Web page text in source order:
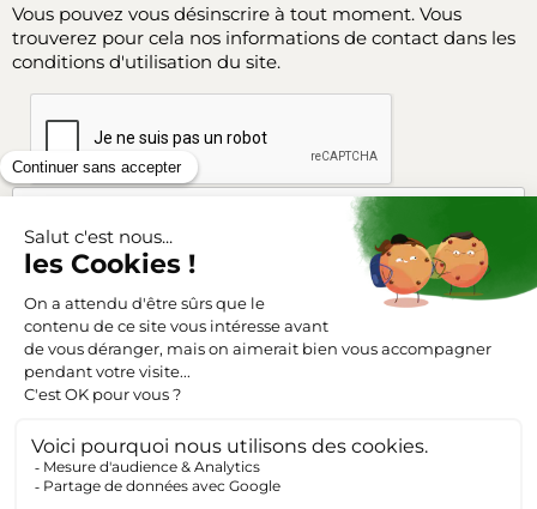
Vous pouvez vous désinscrire à tout moment. Vous
trouverez pour cela nos informations de contact dans les
conditions d'utilisation du site.
SUIVEZ-NOUS
Mentions légales
Conditions générales de vente